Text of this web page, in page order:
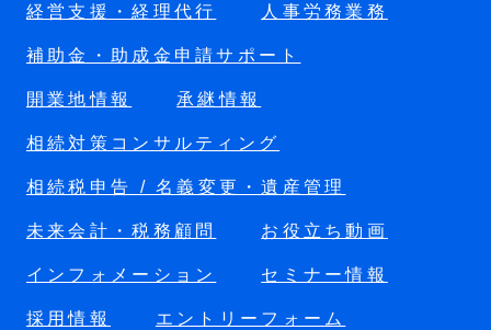
経営支援・経理代行 人事労務業務
補助金・助成金申請サポート
開業地情報 承継情報
相続対策コンサルティング
相続税申告 / 名義変更・遺産管理
未来会計・税務顧問 お役立ち動画
インフォメーション セミナー情報
採用情報 エントリーフォーム